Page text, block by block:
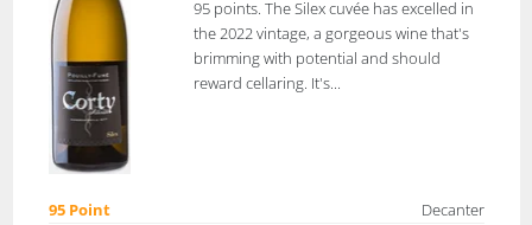
95 points. The Silex cuvée has excelled in
the 2022 vintage, a gorgeous wine that's
brimming with potential and should
reward cellaring. It's...
95 Point
Decanter